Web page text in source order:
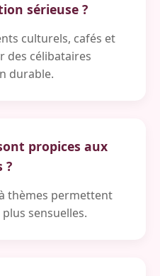
sérieuse ?
culturels, cafés et
des célibataires
durable.
propices aux
?
thèmes permettent
sensuelles.